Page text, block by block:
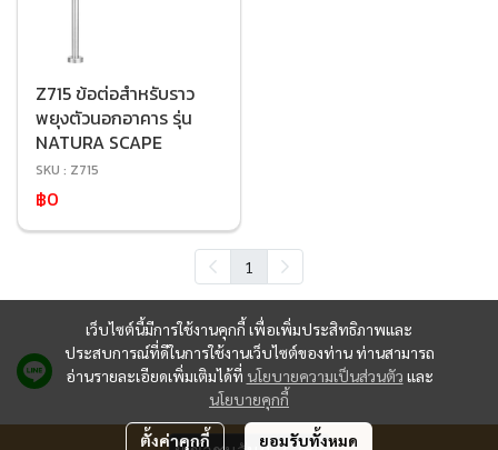
Z715 ข้อต่อสำหรับราว
พยุงตัวนอกอาคาร รุ่น
NATURA SCAPE
SKU : Z715
฿0
1
เว็บไซต์นี้มีการใช้งานคุกกี้ เพื่อเพิ่มประสิทธิภาพและ
ประสบการณ์ที่ดีในการใช้งานเว็บไซต์ของท่าน ท่านสามารถ
อ่านรายละเอียดเพิ่มเติมได้ที่ นโยบายความเป็นส่วนตัว และ
นโยบายคุกกี้
ตั้งค่าคุกกี้ ยอมรับทั้งหมด